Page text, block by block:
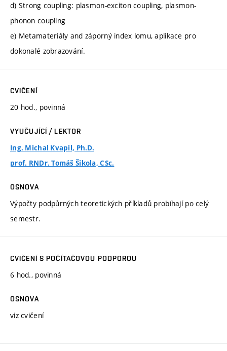
d) Strong coupling: plasmon-exciton coupling, plasmon-
phonon coupling
e) Metamateriály and záporný index lomu, aplikace pro
dokonalé zobrazování.
CVIČENÍ
20 hod., povinná
VYUČUJÍCÍ / LEKTOR
Ing. Michal Kvapil, Ph.D.
prof. RNDr. Tomáš Šikola, CSc.
OSNOVA
Výpočty podpůrných teoretických příkladů probíhají po celý
semestr.
CVIČENÍ S POČÍTAČOVOU PODPOROU
6 hod., povinná
OSNOVA
viz cvičení